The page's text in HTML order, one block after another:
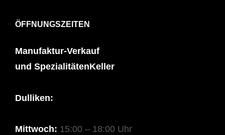
ÖFFNUNGSZEITEN
Manufaktur-Verkauf
und SpezialitätenKeller
Dulliken:
Mittwoch: 15:00 – 18:00 Uhr